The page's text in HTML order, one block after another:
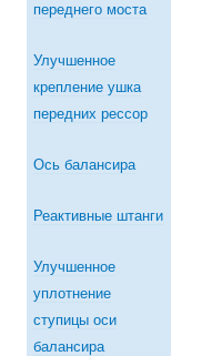
переднего моста
Улучшенное
крепление ушка
передних рессор
Ось балансира
Реактивные штанги
Улучшенное
уплотнение
ступицы оси
балансира